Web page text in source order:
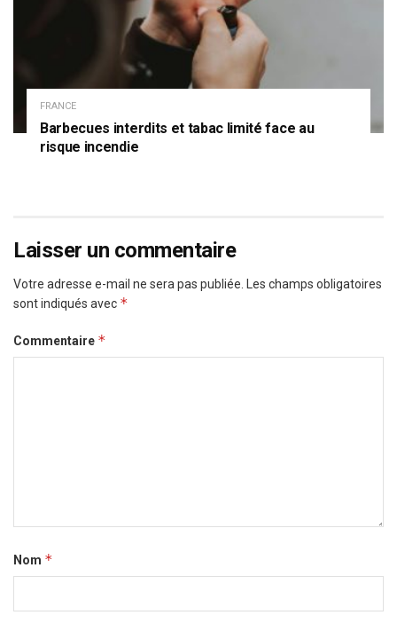
FRANCE
Barbecues interdits et tabac limité face au
risque incendie
Laisser un commentaire
Votre adresse e-mail ne sera pas publiée. Les champs obligatoires
sont indiqués avec *
Commentaire *
Nom *